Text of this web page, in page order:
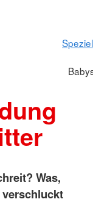
Was,
verschluckt